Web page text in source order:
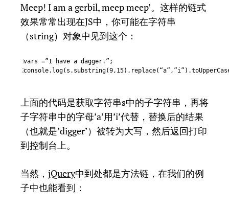
Meep! I am a gerbil, meep meep’。这样的链式
效果常常出现在JS中，你可能在字符串
（string）对象中见到这个：
1
2
vars =”I have a dagger.”;
上面的代码是获取字符串s中的子字符串，再将
子字符串中的字母’a’用’i’代替，替换后的结果
（也就是’digger’）被转为大写，然后返回打印
到控制台上。
当然， jQuery中到处都是方法链，在我们的例
子中也能看到：